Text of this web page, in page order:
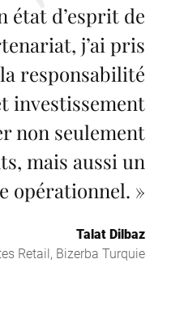
état d’esprit de
j’ai pris
responsabilité
investissement
non seulement
mais aussi un
opérationnel. »
Talat Dilbaz
Retail, Bizerba Turquie